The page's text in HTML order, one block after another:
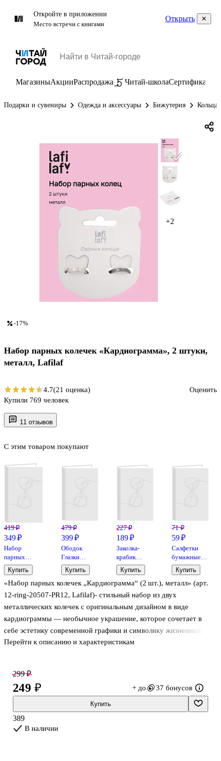
Откройте в приложении
Место встречи с книгами
Открыть
МагазиныАкцииРаспродажа Читай-школаСертификаты
Подарки и сувениры Одежда и аксессуары Бижутерия Кольца
+2
11 отзывов
«Набор парных колечек „Кардиограмма“ (2 шт.), металл» (арт.
12‑ring‑20507‑PR12, Lafilaf)- стильный набор из двух
металлических колечек с оригинальным дизайном в виде
кардиограммы — необычное украшение, которое сочетает в
себе эстетику современной графики и символику жизненных
ритмов. Такой аксессуар станет выразительным акцентом в
Перейти к описанию и характеристикам
С этим товаром покупают
419 ₽
349 ₽
Набор
парных
браслетов с
подвеской
Инь-ян
(текстиль,
Lafilaf
Купить
479 ₽
399 ₽
Ободок
Глазки
Лягушка
(текстиль),
Lafilaf
Купить
227 ₽
189 ₽
Заколка-
крабик
Цветок
бежевый
(пластик)
(12-253004-
Купить
71 ₽
59 ₽
Салфетки
бумажные
Животные с
цветочками
(3-х слойные,
цветные)
(8шт) (12-
SENWEN-
PP8036)
Купить
-17%
Набор парных колечек «Кардиограмма», 2 штуки,
металл, Lafilaf
4.7(21 оценка)
Оценить
Купили 769 человек
299 ₽
249 ₽ + до 37 бонусов
Купить
389
В наличии